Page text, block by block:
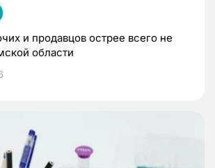
и продавцов острее всего не
области